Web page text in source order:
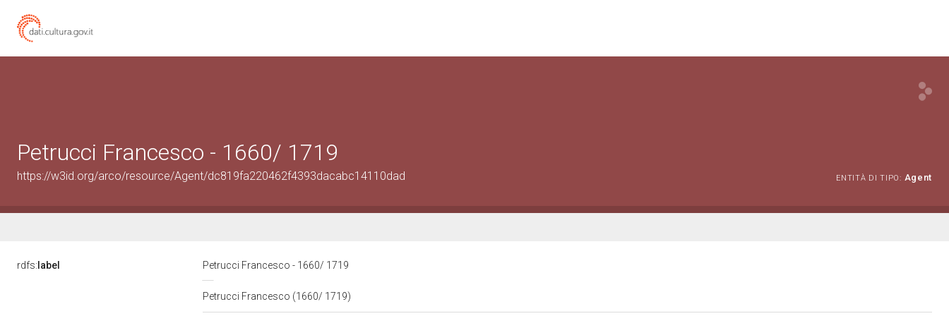
Petrucci Francesco - 1660/ 1719
https://w3id.org/arco/resource/Agent/dc819fa220462f4393dacabc14110dad ENTITÀ DI TIPO: Agent
rdfs: label Petrucci Francesco - 1660/ 1719
Petrucci Francesco (1660/ 1719)